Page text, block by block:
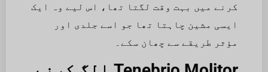
کرنے میں بہت وقت لگتا تھا، اس لیے وہ ایک
ایسی مشین چاہتا تھا جو اسے جلدی اور
مؤثر طریقے سے چھان سکے۔